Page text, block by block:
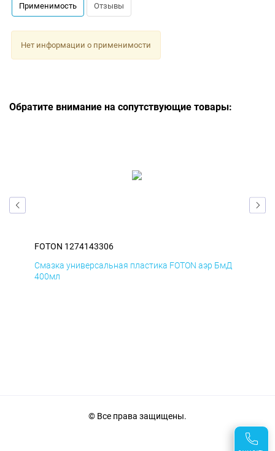
Применимость Отзывы
Нет информации о применимости
Обратите внимание на сопутствующие товары:
FOTON 1274143306
Смазка универсальная пластика FOTON аэр БмД
400мл
© Все права защищены.